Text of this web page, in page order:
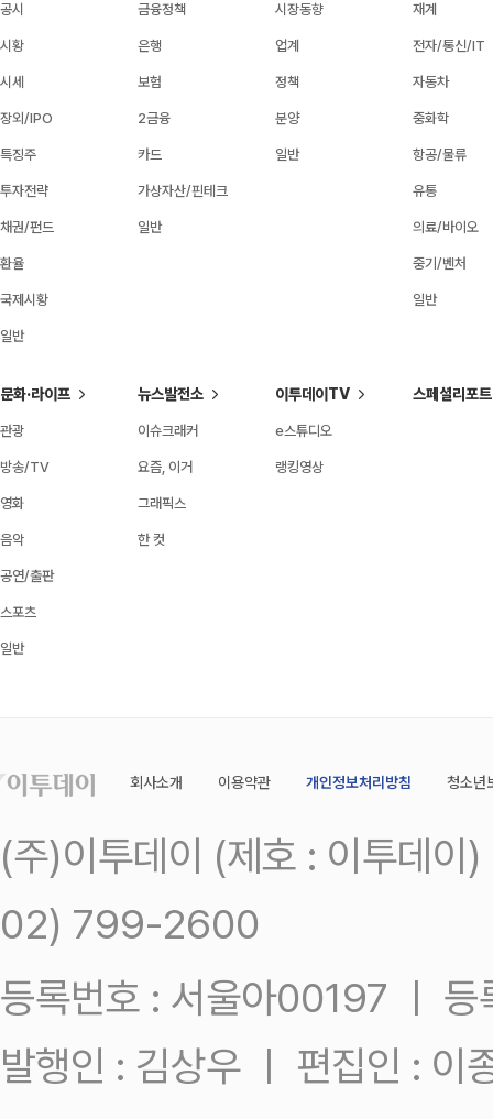
공시
시황
시세
장외/IPO
특징주
투자전략
채권/펀드
환율
국제시황
일반
금융정책
은행
보험
2금융
카드
가상자산/핀테크
일반
시장동향
업계
정책
분양
일반
재계
전자/통신/IT
자동차
중화학
항공/물류
유통
의료/바이오
중기/벤처
일반
문화·라이프
관광
방송/TV
영화
음악
공연/출판
스포츠
일반
뉴스발전소
이슈크래커
요즘, 이거
그래픽스
한 컷
이투데이TV
e스튜디오
랭킹영상
스페셜리포트
회사소개 이용약관 개인정보처리방침 청소년
(주)이투데이 (제호 : 이투데
02) 799-2600
등록번호 : 서울아00197 ㅣ
발행인 : 김상우 ㅣ 편집인 : 이